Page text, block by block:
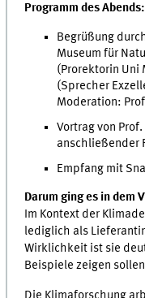
Programm des Abends:
Begrüßung
Museum für
(Prorektorin Uni
(Sprecher
Moderation:
Vortrag von
anschließender
Empfang mit
Darum ging es in dem
Im Kontext der
lediglich als
Wirklichkeit ist sie
Beispiele zeigen
Die Klimaforschung